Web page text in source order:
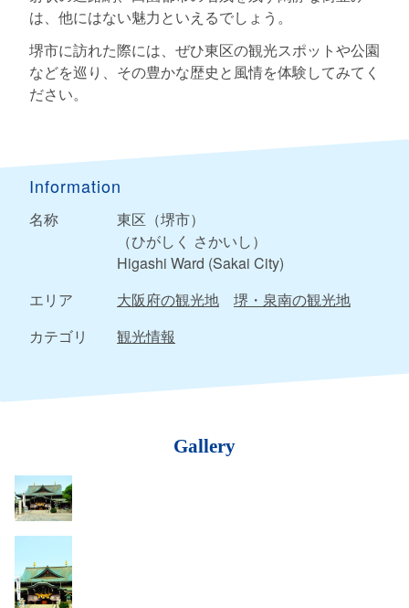
は、他にはない魅力といえるでしょう。
堺市に訪れた際には、ぜひ東区の観光スポットや公園
などを巡り、その豊かな歴史と風情を体験してみてく
ださい。
Information
名称
東区（堺市）
（ひがしく さかいし）
Higashi Ward (Sakai City)
エリア
大阪府の観光地
堺・泉南の観光地
カテゴリ
観光情報
Gallery